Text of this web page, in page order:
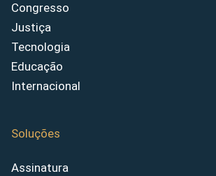
Congresso
Justiça
Tecnologia
Educação
Internacional
Soluções
Assinatura